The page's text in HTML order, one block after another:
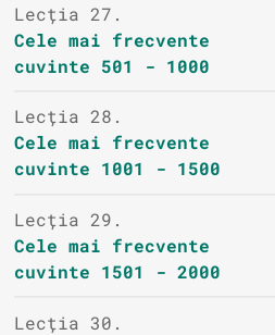
Lecția 27.
Cele mai frecvente
cuvinte 501 - 1000
Lecția 28.
Cele mai frecvente
cuvinte 1001 - 1500
Lecția 29.
Cele mai frecvente
cuvinte 1501 - 2000
Lecția 30.